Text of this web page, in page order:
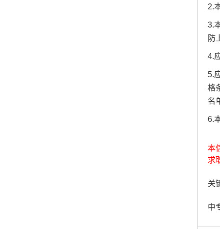
2.
3.
防
4.
5.
格
名
6.
本
求
关
中